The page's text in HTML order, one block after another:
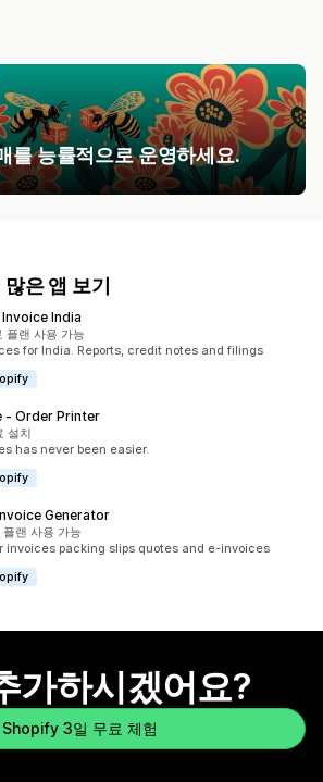
를 능률적으로 운영하세요.
은 앱 보기
India
플랜 사용 가능
for India. Reports, credit notes and filings
‑ Order Printer
설치
has never been easier.
Generator
플랜 사용 가능
invoices packing slips quotes and e-invoices
가하시겠어요?
Shopify 3일 무료 체험